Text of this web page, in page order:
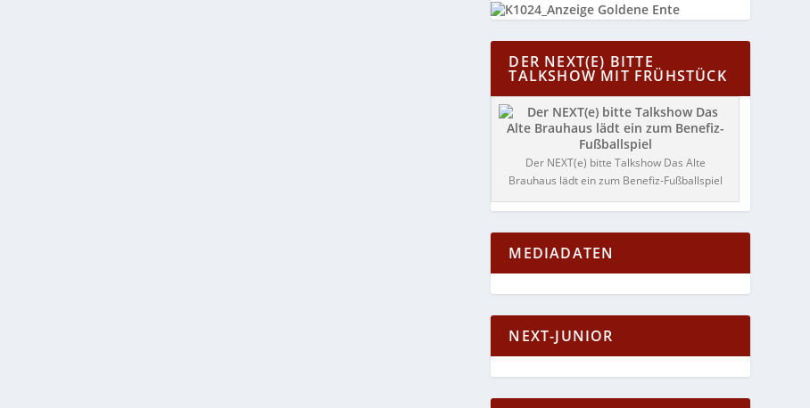
DER NEXT(E) BITTE
TALKSHOW MIT FRÜHSTÜCK
Der NEXT(e) bitte Talkshow Das Alte
Brauhaus lädt ein zum Benefiz-Fußballspiel
MEDIADATEN
NEXT-JUNIOR